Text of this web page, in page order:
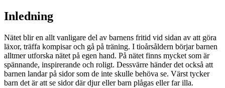
Inledning
Nätet blir en allt vanligare del av barnens fritid vid sidan av att göra
läxor, träffa kompisar och gå på träning. I tioårsåldern börjar barnen
alltmer utforska nätet på egen hand. På nätet finns mycket som är
spännande, inspirerande och roligt. Dessvärre händer det också att
barnen landar på sidor som de inte skulle behöva se. Värst tycker
barn det är att se sidor där djur eller barn plågas eller far illa.